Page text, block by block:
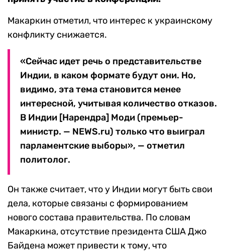
Макаркин отметил, что интерес к украинскому
конфликту снижается.
«Сейчас идет речь о представительстве
Индии, в каком формате будут они. Но,
видимо, эта тема становится менее
интересной, учитывая количество отказов.
В Индии [Нарендра] Моди (премьер-
министр. — NEWS.ru) только что выиграл
парламентские выборы», — отметил
политолог.
Он также считает, что у Индии могут быть свои
дела, которые связаны с формированием
нового состава правительства. По словам
Макаркина, отсутствие президента США Джо
Байдена может привести к тому, что